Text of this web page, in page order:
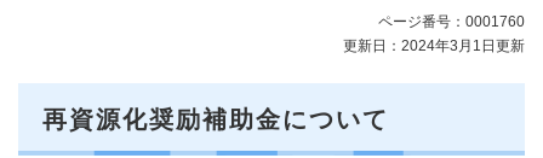
ページ番号：0001760
更新日：2024年3月1日更新
再資源化奨励補助金について